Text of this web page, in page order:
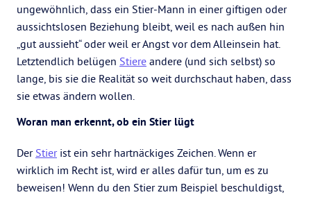
ungewöhnlich, dass ein Stier-Mann in einer giftigen oder
aussichtslosen Beziehung bleibt, weil es nach außen hin
„gut aussieht“ oder weil er Angst vor dem Alleinsein hat.
Letztendlich belügen Stiere andere (und sich selbst) so
lange, bis sie die Realität so weit durchschaut haben, dass
sie etwas ändern wollen.
Woran man erkennt, ob ein Stier lügt
Der Stierist ein sehr hartnäckiges Zeichen. Wenn er
wirklich im Recht ist, wird er alles dafür tun, um es zu
beweisen! Wenn du den Stier zum Beispiel beschuldigst,